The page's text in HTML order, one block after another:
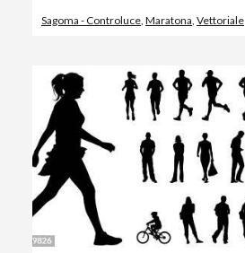
Sagoma - Controluce, Maratona, Vettoriale